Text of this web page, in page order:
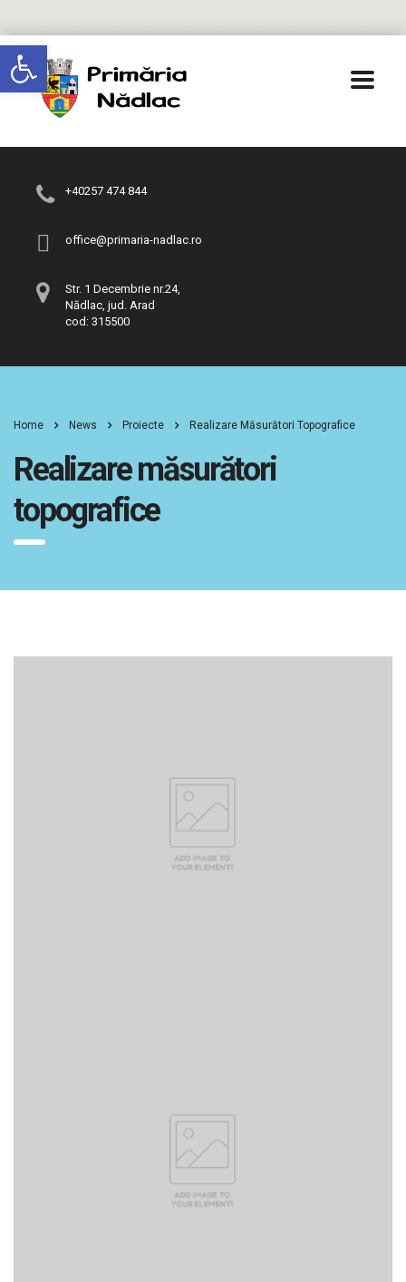
Deschide bara de unelte
+40257 474 844
office@primaria-nadlac.ro
Str. 1 Decembrie nr.24,
Nădlac, jud. Arad
cod: 315500
Home News Proiecte Realizare Măsurători Topografice
Realizare măsurători
topografice